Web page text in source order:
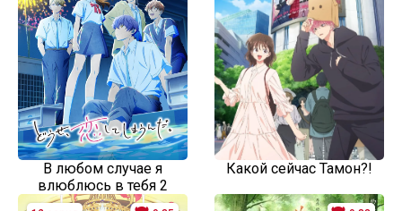
В любом случае я
влюблюсь в тебя 2
Какой сейчас Тамон?!